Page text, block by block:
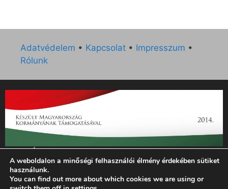
Adatvédelem • Kapcsolat • Impresszum •
Rólunk
„Az Új Ember katolikus hetilap 2014. évi működésének
támogatását az EGYH-KCP-14-P-0121 sz. támogatási
szerződés keretében 3 000 000 Ft összegben támogatta az
Emberi Erőforrások Minisztériuma.”
A weboldalon a minőségi felhasználói élmény érdekében sütiket
használunk.
You can find out more about which cookies we are using or